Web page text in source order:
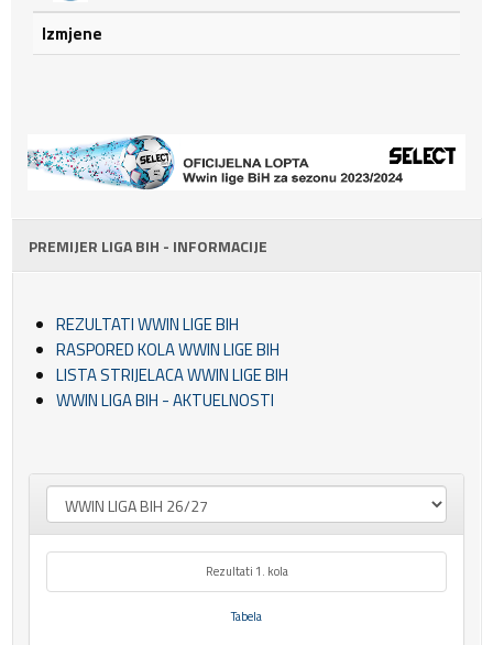
Izmjene
PREMIJER LIGA BIH - INFORMACIJE
REZULTATI WWIN LIGE BIH
RASPORED KOLA WWIN LIGE BIH
LISTA STRIJELACA WWIN LIGE BIH
WWIN LIGA BIH - AKTUELNOSTI
Rezultati 1. kola
Tabela